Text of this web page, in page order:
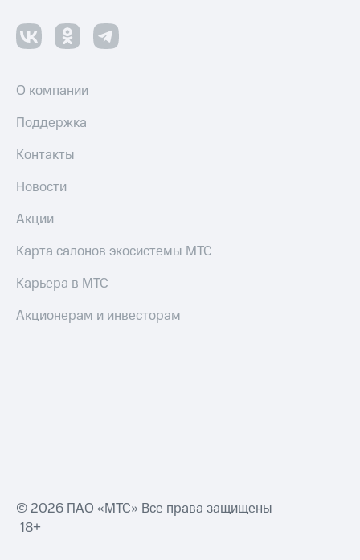
О компании
Поддержка
Контакты
Новости
Акции
Карта салонов экосистемы МТС
Карьера в МТС
Акционерам и инвесторам
© 2026 ПАО «МТС» Все права защищены
18+